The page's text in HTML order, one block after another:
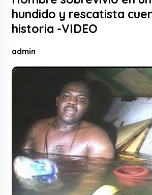
hundido y rescatista
historia -VIDEO
admin